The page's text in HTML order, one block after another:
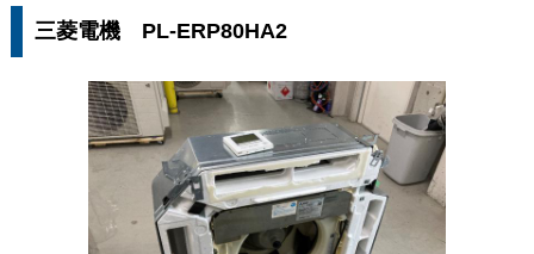
三菱電機 PL-ERP80HA2